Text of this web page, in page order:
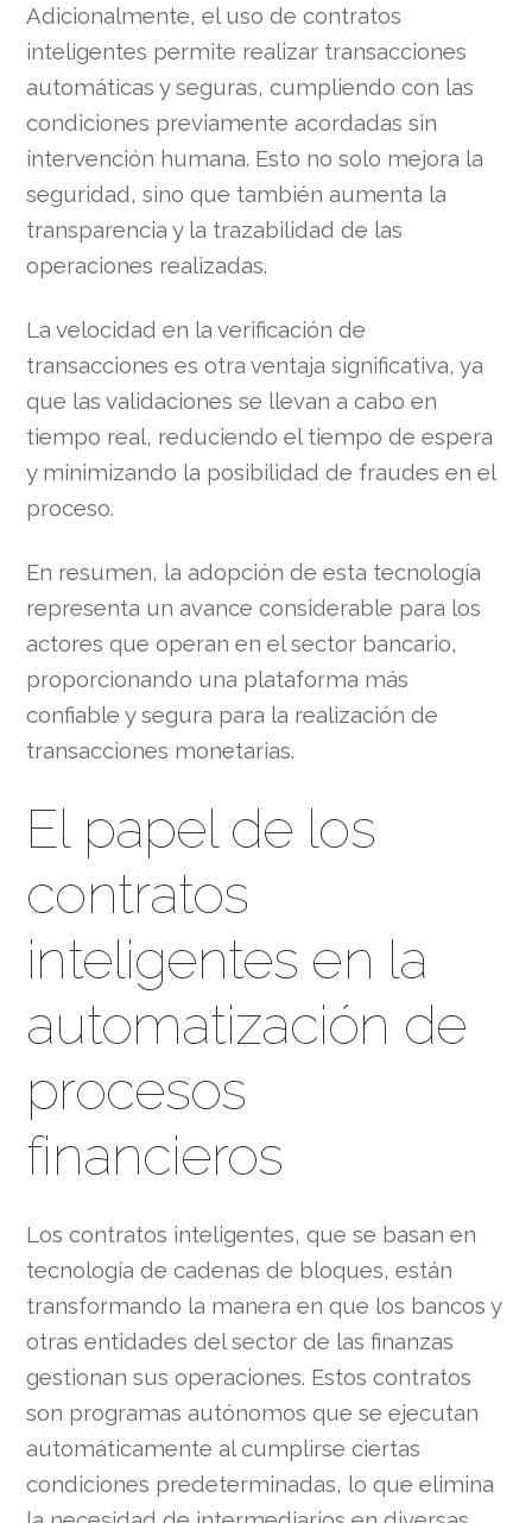
Adicionalmente, el uso de contratos
inteligentes permite realizar transacciones
automáticas y seguras, cumpliendo con las
condiciones previamente acordadas sin
intervención humana. Esto no solo mejora la
seguridad, sino que también aumenta la
transparencia y la trazabilidad de las
operaciones realizadas.
La velocidad en la verificación de
transacciones es otra ventaja significativa, ya
que las validaciones se llevan a cabo en
tiempo real, reduciendo el tiempo de espera
y minimizando la posibilidad de fraudes en el
proceso.
En resumen, la adopción de esta tecnología
representa un avance considerable para los
actores que operan en el sector bancario,
proporcionando una plataforma más
confiable y segura para la realización de
transacciones monetarias.
El papel de los
contratos
inteligentes en la
automatización de
procesos
financieros
Los contratos inteligentes, que se basan en
tecnología de cadenas de bloques, están
transformando la manera en que los bancos y
otras entidades del sector de las finanzas
gestionan sus operaciones. Estos contratos
son programas autónomos que se ejecutan
automáticamente al cumplirse ciertas
condiciones predeterminadas, lo que elimina